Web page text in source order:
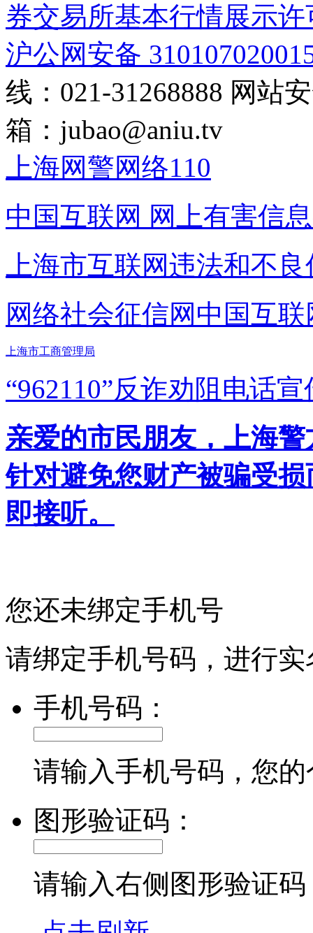
券交易所基本行情展示许
沪公网安备
线：021-31268888 网站
箱： jubao@aniu.tv
上海网警网络110
中国互联网 网上有害信
上海市互联网违法和不
网络社会征信网 中国互
上海市工商管理局
“962110”反诈劝阻电话宣
亲爱的市民朋友，上海
针对避免您财产被骗受
即接听。
您还未绑定手机号
请绑定手机号码，进行
手机号码：
请输入手机号码，您
图形验证码：
请输入右侧图形验证码